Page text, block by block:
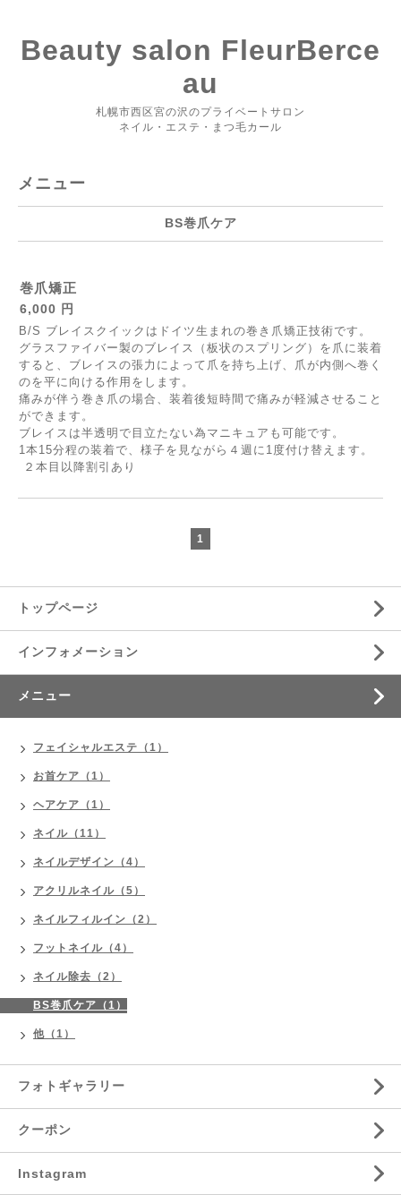
Beauty salon FleurBerce
au
札幌市西区宮の沢のプライベートサロン
ネイル・エステ・まつ毛カール
メニュー
BS巻爪ケア
巻爪矯正
6,000 円
B/S ブレイスクイックはドイツ生まれの巻き爪矯正技術です。
グラスファイバー製のブレイス（板状のスプリング）を爪に装着
すると、ブレイスの張力によって爪を持ち上げ、爪が内側へ巻く
のを平に向ける作用をします。
痛みが伴う巻き爪の場合、装着後短時間で痛みが軽減させること
ができます。
ブレイスは半透明で目立たない為マニキュアも可能です。
1本15分程の装着で、様子を見ながら４週に1度付け替えます。
２本目以降割引あり
1
トップページ
インフォメーション
メニュー
フェイシャルエステ（1）
お首ケア（1）
ヘアケア（1）
ネイル（11）
ネイルデザイン（4）
アクリルネイル（5）
ネイルフィルイン（2）
フットネイル（4）
ネイル除去（2）
BS巻爪ケア（1）
他（1）
フォトギャラリー
クーポン
Instagram